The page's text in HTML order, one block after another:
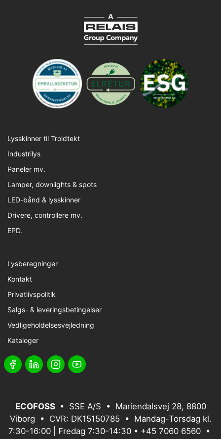
Lysskinner til Troldtekt
Industrilys
Paneler mv.
Lamper, downlights & spots
LED-bånd & lysskinner
Drivere, controllere mv.
EPD.
Lysberegninger
Kontakt
Privatlivspolitik
Salgs- & leveringsbetingelser
Vedligeholdelsesvejledning
Kataloger
ECOFOSS • SSE A/S • Mariendalsvej 28, 8800
Viborg • CVR: DK15150785 • Mandag-Torsdag kl.
7:30-16:00 | Fredag 7:30-14:30 • +45 7060 6560 •